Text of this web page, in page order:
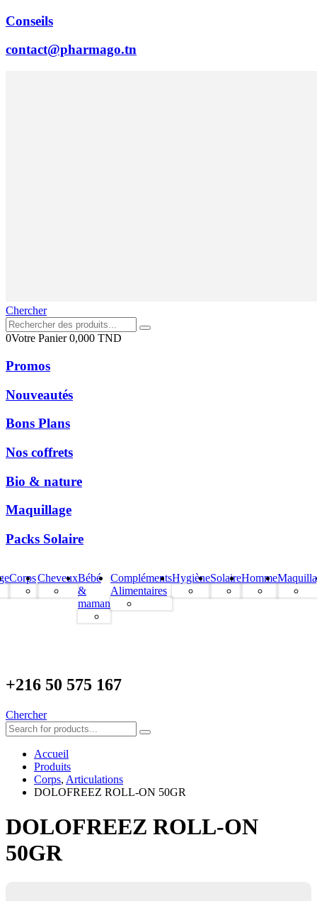
Conseils
contact@pharmago.tn
Chercher
0Votre Panier0,000 TND
Promos
Nouveautés
Bons Plans
Nos coffrets
Bio & nature
Maquillage
Packs Solaire
CorpsCheveuxBébé
&
maman
Compléments
Alimentaires
HygièneSolaireHomme
+216 50 575 167
Chercher
Accueil
Produits
Corps, Articulations
DOLOFREEZ ROLL-ON 50GR
DOLOFREEZ ROLL-ON
50GR